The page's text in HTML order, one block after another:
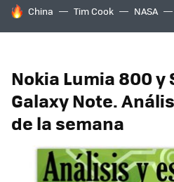
HOY SE HABLA DE
China Tim Cook NASA
Nokia Lumia 800 y
Galaxy Note.
de la semana